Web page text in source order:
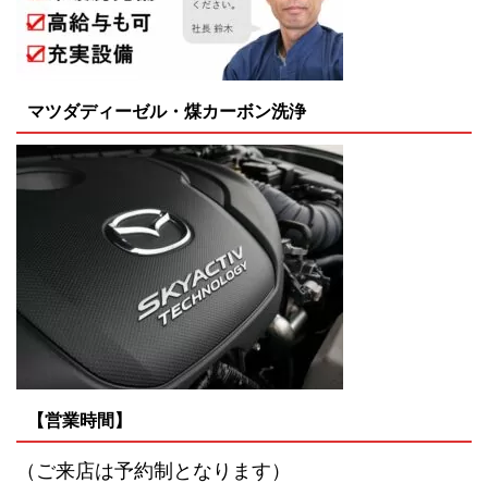
マツダディーゼル・煤カーボン洗浄
【営業時間】
（ご来店は予約制となります）